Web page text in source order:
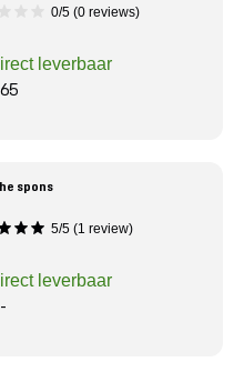
0/5 (0 reviews)
leverbaar
spons
5/5 (1 review)
leverbaar